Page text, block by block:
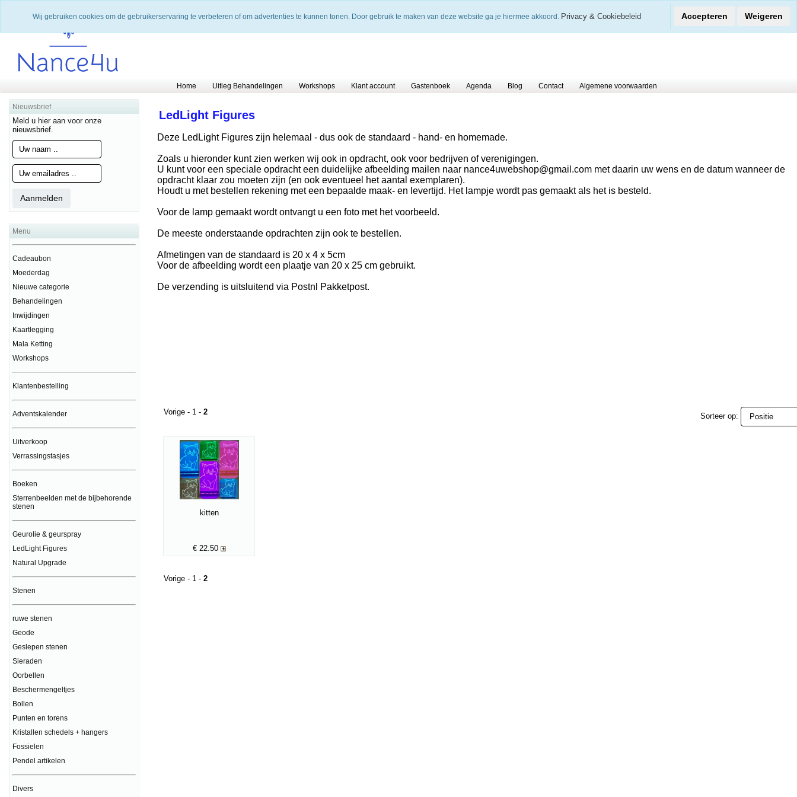
Home Uitleg Behandelingen Workshops Klant account Gastenboek Agenda Blog Contact Algemene voorwaarden
Nieuwsbrief
Meld u hier aan voor onze
nieuwsbrief.
Menu
Cadeaubon
Moederdag
Nieuwe categorie
Behandelingen
Inwijdingen
Kaartlegging
Mala Ketting
Workshops
Klantenbestelling
Adventskalender
Uitverkoop
Verrassingstasjes
Boeken
Sterrenbeelden met de bijbehorende
stenen
Geurolie & geurspray
LedLight Figures
Natural Upgrade
Stenen
ruwe stenen
Geode
Geslepen stenen
Sieraden
Oorbellen
Beschermengeltjes
Bollen
Punten en torens
Kristallen schedels + hangers
Fossielen
Pendel artikelen
Divers
LedLight Figures
Deze LedLight Figures zijn helemaal - dus ook de standaard - hand- en homemade.
Zoals u hieronder kunt zien werken wij ook in opdracht, ook voor bedrijven of verenigingen.
U kunt voor een speciale opdracht een duidelijke afbeelding mailen naar nance4uwebshop@gmail.com met daarin uw wens en de datum wanneer de
opdracht klaar zou moeten zijn (en ook eventueel het aantal exemplaren).
Houdt u met bestellen rekening met een bepaalde maak- en levertijd. Het lampje wordt pas gemaakt als het is besteld.
Voor de lamp gemaakt wordt ontvangt u een foto met het voorbeeld.
De meeste onderstaande opdrachten zijn ook te bestellen.
Afmetingen van de standaard is 20 x 4 x 5cm
Voor de afbeelding wordt een plaatje van 20 x 25 cm gebruikt.
De verzending is uitsluitend via Postnl Pakketpost.
Sorteer op:
Vorige - 1 - 2
kitten
€ 22.50
Vorige - 1 - 2
Wij gebruiken cookies om de gebruikerservaring te verbeteren of om advertenties te kunnen tonen. Door gebruik te maken van deze website ga je hiermee akkoord. Privacy & Cookiebeleid Accepteren Weigeren